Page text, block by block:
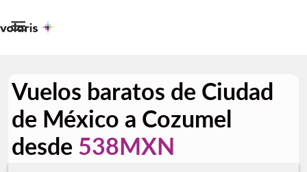

Vuelos baratos de Ciudad
de México a Cozumel
desde 538MXN